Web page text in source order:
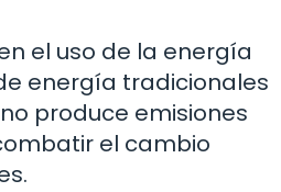
el uso de la energía
energía tradicionales
produce emisiones
el cambio